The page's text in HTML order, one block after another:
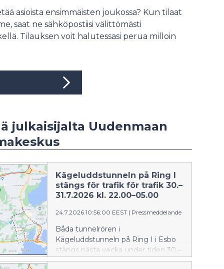
asioista ensimmäisten joukossa? Kun tilaat
saat ne sähköpostiisi välittömästi
Tilauksen voit halutessasi perua milloin
julkaisijalta Uudenmaan
Kägeluddstunneln på Ring I
stängs för trafik för trafik 30.–
31.7.2026 kl. 22.00–05.00
24.7.2026 10:56:00 EEST | Pressmeddelande
Båda tunnelrören i
Kägeluddstunneln på Ring I i Esbo
stängs nästa vecka under tiden 30.–
31.7.2026 kl. 22–05.